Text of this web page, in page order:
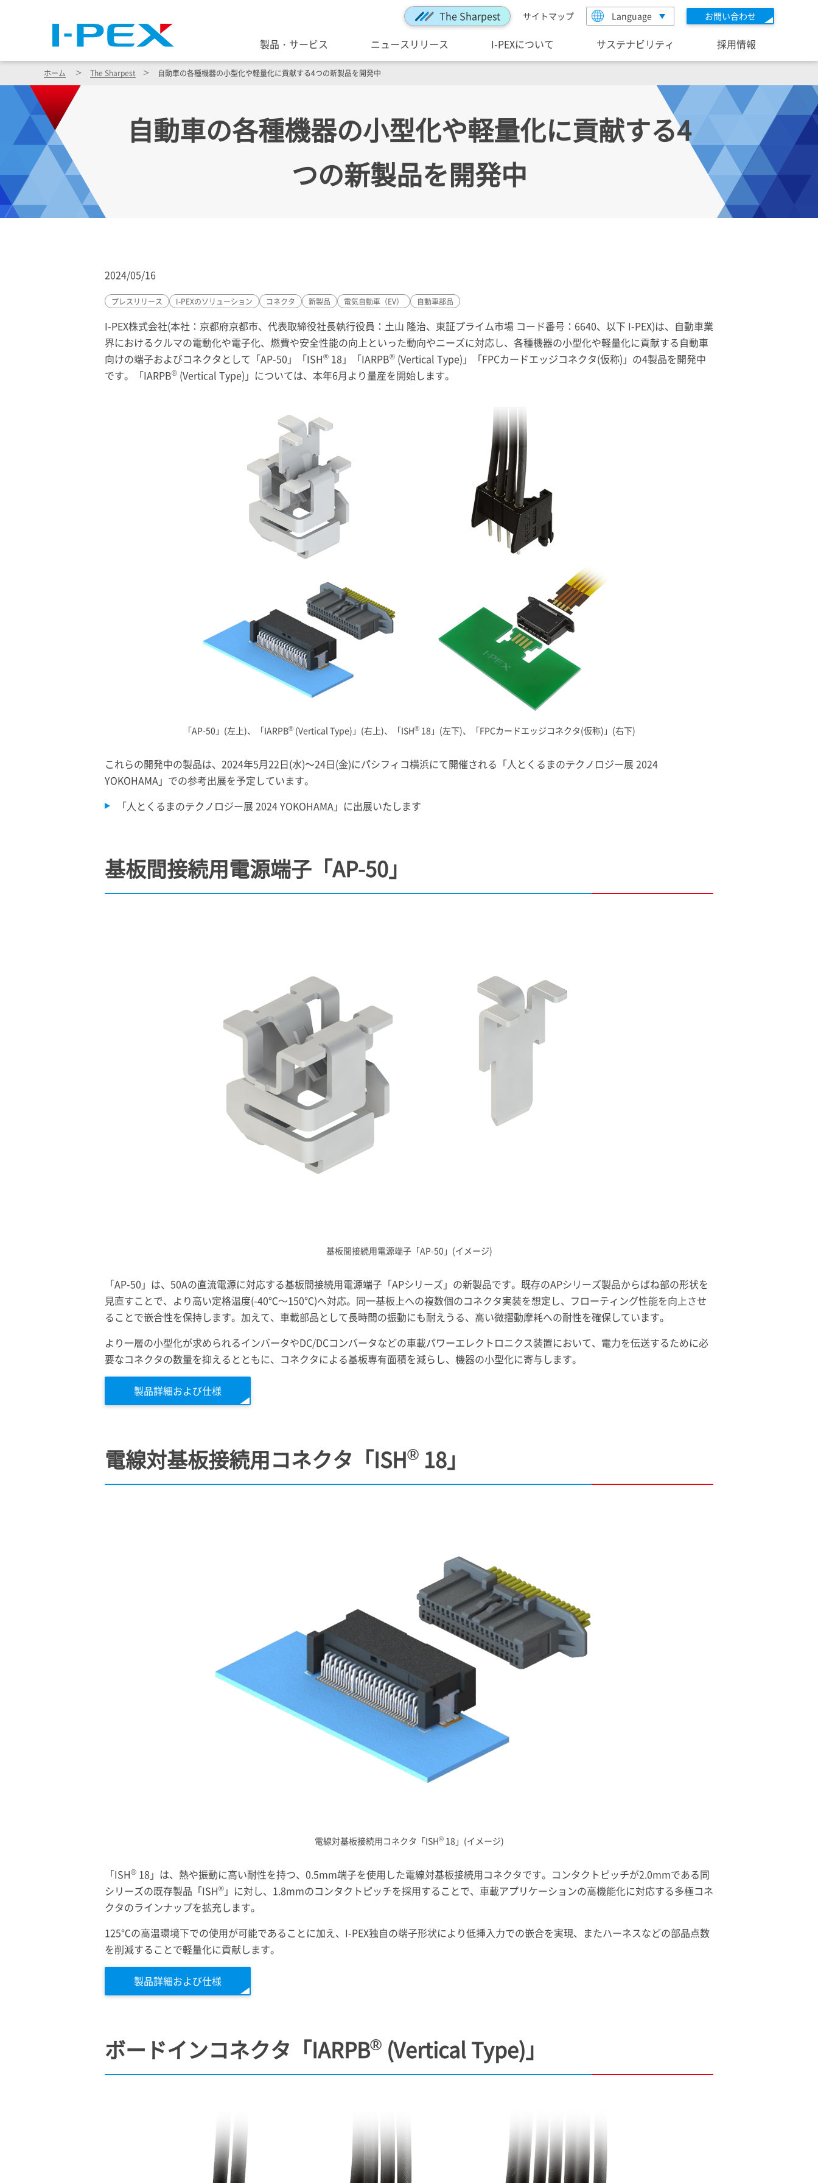
The Sharpest サイトマップ Language お問い合わせ
製品・サービス ニュースリリース I-PEXについて サステナビリティ 採用情報
ホーム The Sharpest 自動車の各種機器の小型化や軽量化に貢献する4つの新製品を開発中
自動車の各種機器の小型化や軽量化に貢献する4
つの新製品を開発中
2024/05/16
プレスリリース I-PEXのソリューション コネクタ 新製品 電気自動車（EV） 自動車部品
I-PEX株式会社(本社：京都府京都市、代表取締役社長執行役員：土山 隆治、東証プライム市場 コード番号：6640、以下 I-PEX)は、自動車業
界におけるクルマの電動化や電子化、燃費や安全性能の向上といった動向やニーズに対応し、各種機器の小型化や軽量化に貢献する自動車
向けの端子およびコネクタとして「AP-50」「ISH® 18」「IARPB® (Vertical Type)」「FPCカードエッジコネクタ(仮称)」の4製品を開発中
です。「IARPB® (Vertical Type)」については、本年6月より量産を開始します。
「AP-50」(左上)、「IARPB®(Vertical Type)」(右上)、「ISH®18」(左下)、「FPCカードエッジコネクタ(仮称)」(右下)
これらの開発中の製品は、2024年5月22日(水)～24日(金)にパシフィコ横浜にて開催される「人とくるまのテクノロジー展 2024
YOKOHAMA」での参考出展を予定しています。
「人とくるまのテクノロジー展 2024 YOKOHAMA」に出展いたします
基板間接続用電源端子「AP-50」
基板間接続用電源端子「AP-50」(イメージ)
「AP-50」は、50Aの直流電源に対応する基板間接続用電源端子「APシリーズ」の新製品です。既存のAPシリーズ製品からばね部の形状を
見直すことで、より高い定格温度(-40℃～150℃)へ対応。同一基板上への複数個のコネクタ実装を想定し、フローティング性能を向上させ
ることで嵌合性を保持します。加えて、車載部品として長時間の振動にも耐えうる、高い微摺動摩耗への耐性を確保しています。
より一層の小型化が求められるインバータやDC/DCコンバータなどの車載パワーエレクトロニクス装置において、電力を伝送するために必
要なコネクタの数量を抑えるとともに、コネクタによる基板専有面積を減らし、機器の小型化に寄与します。
製品詳細および仕様
電線対基板接続用コネクタ「ISH® 18」
電線対基板接続用コネクタ「ISH®18」(イメージ)
「ISH® 18」は、熱や振動に高い耐性を持つ、0.5mm端子を使用した電線対基板接続用コネクタです。コンタクトピッチが2.0mmである同
シリーズの既存製品「ISH® 」に対し、1.8mmのコンタクトピッチを採用することで、車載アプリケーションの高機能化に対応する多極コネ
クタのラインナップを拡充します。
125℃の高温環境下での使用が可能であることに加え、 I-PEX独自の端子形状により低挿入力での嵌合を実現、またハーネスなどの部品点数
を削減することで軽量化に貢献します。
製品詳細および仕様
ボードインコネクタ「IARPB® (Vertical Type)」